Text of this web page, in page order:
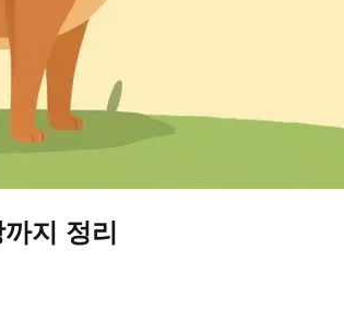
지 정리